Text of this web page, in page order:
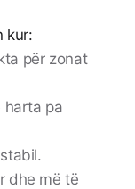
kur:
për zonat
harta pa
dhe më të